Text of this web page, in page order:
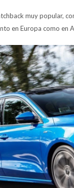
muy popular,
en Europa como en